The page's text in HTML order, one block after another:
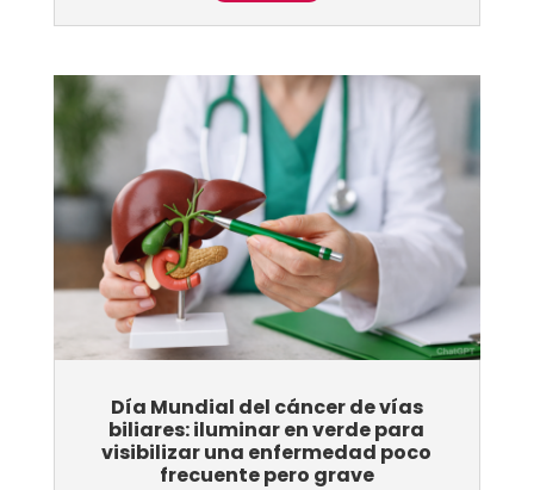
Día Mundial del cáncer de vías
biliares: iluminar en verde para
visibilizar una enfermedad poco
frecuente pero grave